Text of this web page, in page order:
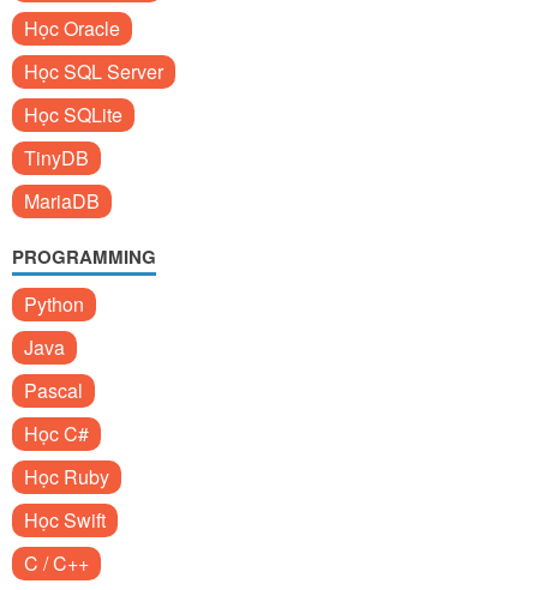
Học Oracle
Học SQL Server
Học SQLite
TinyDB
MariaDB
PROGRAMMING
Python
Java
Pascal
Học C#
Học Ruby
Học Swift
C / C++